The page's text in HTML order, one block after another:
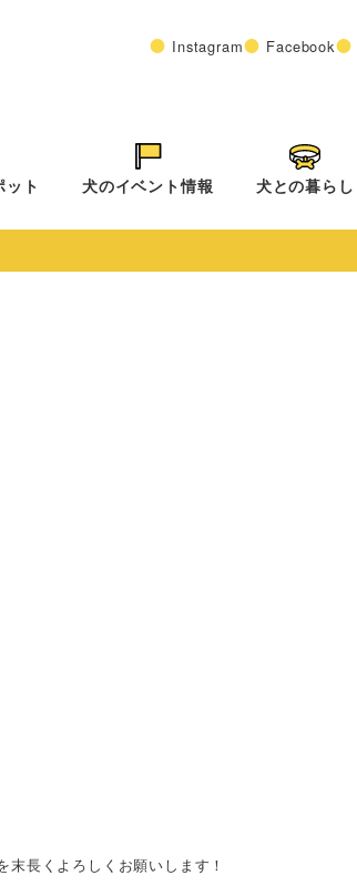
Instagram Facebook
ット 犬のイベント情報 犬との暮らし
長くよろしくお願いします！